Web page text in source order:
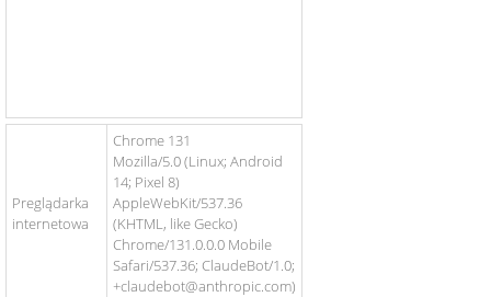
Preglądarka
internetowa
Chrome 131
Mozilla/5.0 (Linux; Android
14; Pixel 8)
AppleWebKit/537.36
(KHTML, like Gecko)
Chrome/131.0.0.0 Mobile
Safari/537.36; ClaudeBot/1.0;
+claudebot@anthropic.com)